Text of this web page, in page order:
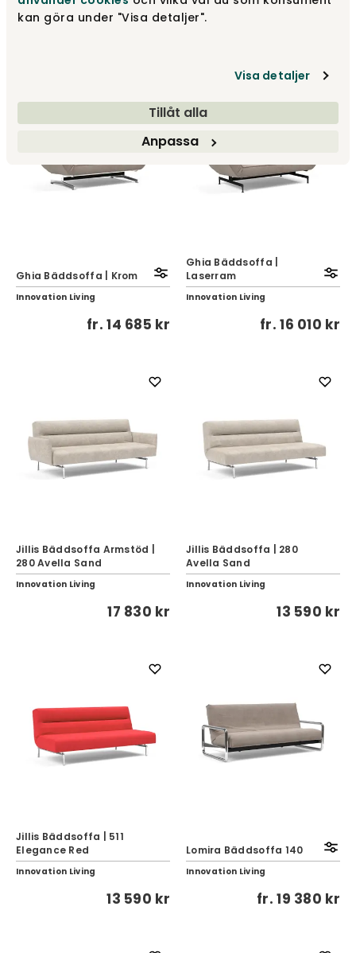
kan göra under "Visa detaljer".
Visa detaljer
Tillåt alla
Anpassa
Innovation Living Innovation Living
Ghia Bäddsoffa | Krom
Innovation Living
fr.14 685 kr
Ghia Bäddsoffa |
Laserram
Innovation Living
fr.16 010 kr
Jillis Bäddsoffa Armstöd |
280 Avella Sand
Innovation Living
17 830 kr
Jillis Bäddsoffa | 280
Avella Sand
Innovation Living
13 590 kr
Jillis Bäddsoffa | 511
Elegance Red
Innovation Living
13 590 kr
Lomira Bäddsoffa 140
Innovation Living
fr.19 380 kr